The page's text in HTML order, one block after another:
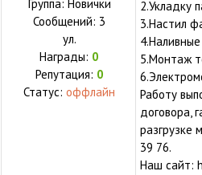
Группа: Новички
Сообщений: 3
ул.
Награды: 0
Репутация: 0
Статус:оффлайн
2.Укладку
3.Настил
5.Монтаж
Работу
договора,
разгрузке
39 76.
Наш сайт: